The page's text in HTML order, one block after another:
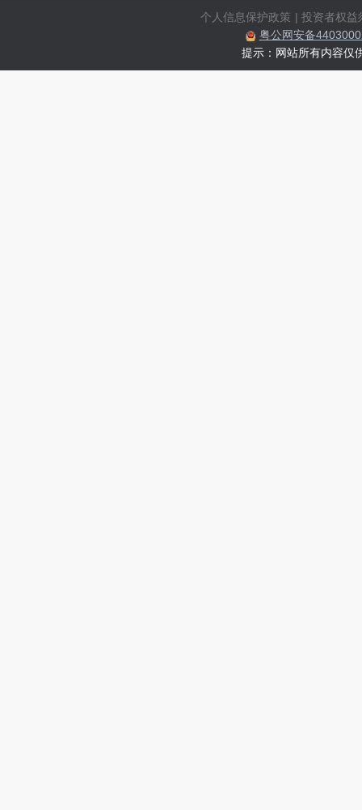
个人信息保护政策 | 投资者权益
粤公网安备
提示：网站所有内容仅